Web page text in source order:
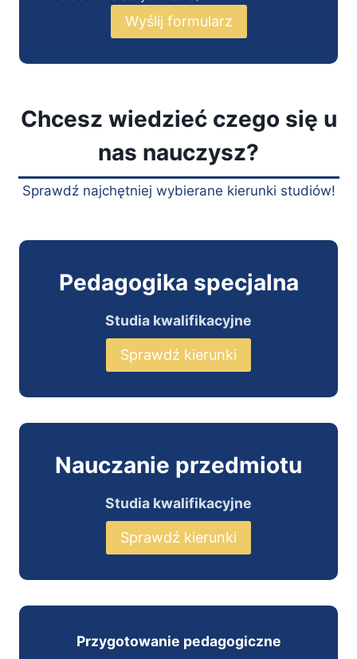
Wyślij formularz
Chcesz wiedzieć czego się u
nas nauczysz?
Sprawdź najchętniej wybierane kierunki studiów!
Pedagogika specjalna
Studia kwalifikacyjne
Sprawdź kierunki
Nauczanie przedmiotu
Studia kwalifikacyjne
Sprawdź kierunki
Przygotowanie pedagogiczne